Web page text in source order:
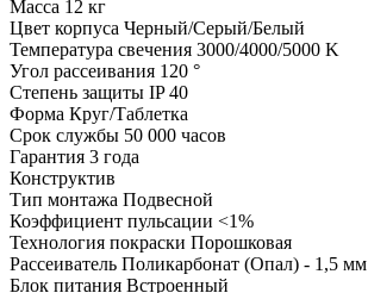
Масса 12 кг
Цвет корпуса Черный/Серый/Белый
Температура свечения 3000/4000/5000 K
Угол рассеивания 120 °
Степень защиты IP 40
Форма Круг/Таблетка
Срок службы 50 000 часов
Гарантия 3 года
Конструктив
Тип монтажа Подвесной
Коэффициент пульсации <1%
Технология покраски Порошковая
Рассеиватель Поликарбонат (Опал) - 1,5 мм
Блок питания Встроенный